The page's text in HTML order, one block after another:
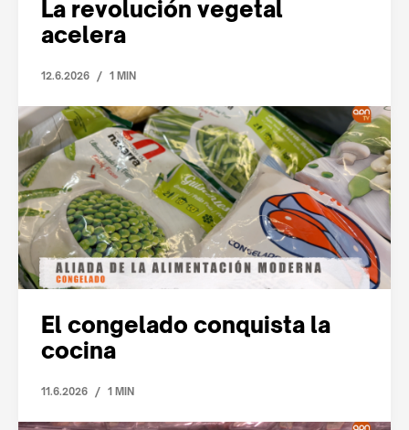
La revolución vegetal
acelera
12.6.2026 / 1 MIN
El congelado conquista la
cocina
11.6.2026 / 1 MIN